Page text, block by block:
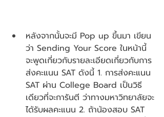
หลังจากนั้นจะมี Pop up ขึ้นมา เขียน
ว่า Sending Your Score ในหน้านี้
จะพูดเกี่ยวกับรายละเอียดเกี่ยวกับการ
ส่งคะแนน SAT ดังนี้ 1. การส่งคะแนน
SAT ผ่าน College Board เป็นวิธี
เดียวที่จะการันตี ว่าทางมหาวิทยาลัยจะ
ได้รับผลคะแนน 2. ถ้าน้องสอบ SAT